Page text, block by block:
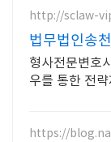
http://sclaw-
법무법인송
형사전문변호
우를 통한 전
https://